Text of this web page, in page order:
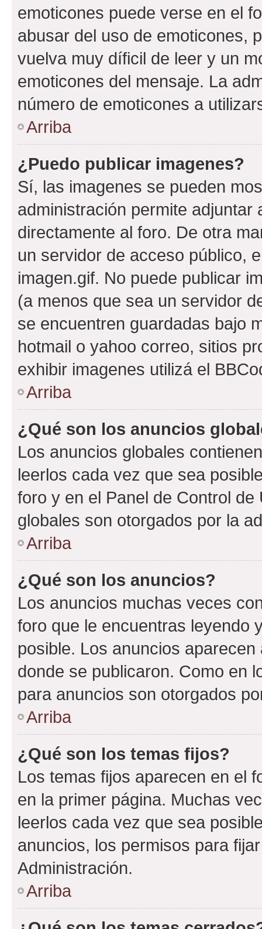
emoticones puede verse en el
abusar del uso de emoticones,
vuelva muy díficil de leer y un
emoticones del mensaje. La
número de emoticones a
Arriba
¿Puedo publicar imagenes?
Sí, las imagenes se pueden
administración permite
directamente al foro. De otra
un servidor de acceso público,
imagen.gif. No puede publicar
(a menos que sea un servidor
se encuentren guardadas bajo
hotmail o yahoo correo, sitios
exhibir imagenes utilizá el
Arriba
¿Qué son los anuncios
Los anuncios globales
leerlos cada vez que sea
foro y en el Panel de Control
globales son otorgados por la
Arriba
¿Qué son los anuncios?
Los anuncios muchas veces
foro que le encuentras leyendo
posible. Los anuncios
donde se publicaron. Como en
para anuncios son otorgados
Arriba
¿Qué son los temas fijos?
Los temas fijos aparecen en el
en la primer página. Muchas
leerlos cada vez que sea
anuncios, los permisos para
Administración.
Arriba